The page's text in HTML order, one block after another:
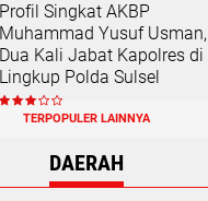
Profil Singkat AKBP
Muhammad Yusuf Usman,
Dua Kali Jabat Kapolres di
Lingkup Polda Sulsel
TERPOPULER LAINNYA
DAERAH